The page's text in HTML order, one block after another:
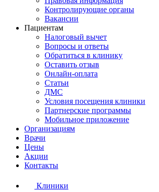
Контролирующие органы
Вакансии
Пациентам
Налоговый вычет
Вопросы и ответы
Обратиться в клинику
Оставить отзыв
Онлайн-оплата
Статьи
ДМС
Условия посещения клиники
Партнерские программы
Мобильное приложение
Организациям
Врачи
Цены
Акции
Контакты
Клиники